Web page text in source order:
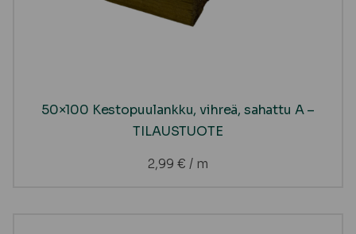
50×100 Kestopuulankku, vihreä, sahattu A –
TILAUSTUOTE
2,99 € / m